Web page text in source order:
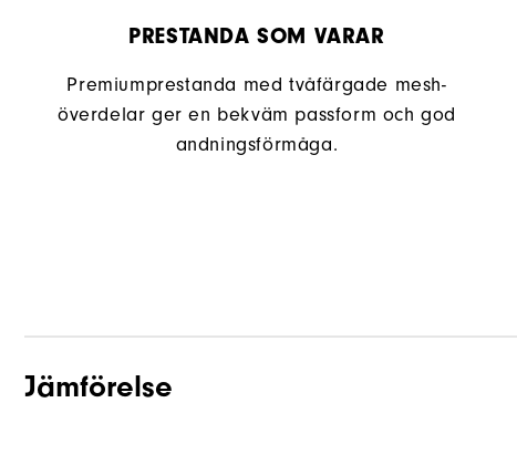
PRESTANDA SOM VARAR
Premiumprestanda med tvåfärgade mesh-
överdelar ger en bekväm passform och god
andningsförmåga.
Jämförelse